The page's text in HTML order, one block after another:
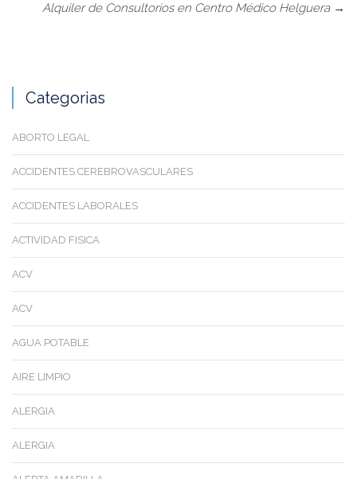
Alquiler de Consultorios en Centro Médico Helguera →
Categorias
ABORTO LEGAL
ACCIDENTES CEREBROVASCULARES
ACCIDENTES LABORALES
ACTIVIDAD FISICA
ACV
ACV
AGUA POTABLE
AIRE LIMPIO
ALERGIA
ALERGIA